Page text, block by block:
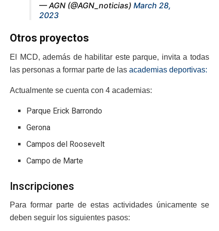
— AGN (@AGN_noticias) March 28,
2023
Otros proyectos
El MCD, además de habilitar este parque, invita a todas
las personas a formar parte de las academias deportivas:
Actualmente se cuenta con 4 academias:
Parque Erick Barrondo
Gerona
Campos del Roosevelt
Campo de Marte
Inscripciones
Para formar parte de estas actividades únicamente se
deben seguir los siguientes pasos: